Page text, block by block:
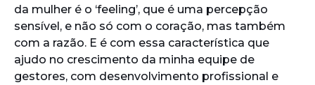
da mulher é o ‘feeling’, que é uma percepção
sensível, e não só com o coração, mas também
com a razão. E é com essa característica que
ajudo no crescimento da minha equipe de
gestores, com desenvolvimento profissional e